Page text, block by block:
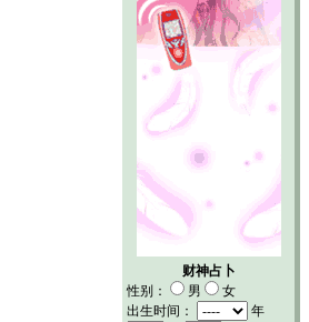
财神占卜
性别：
男
女
出生时间：
年